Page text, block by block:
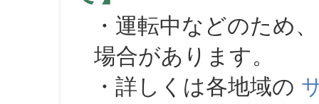
・運転中などのため
場合があります。
・詳しくは各地域の